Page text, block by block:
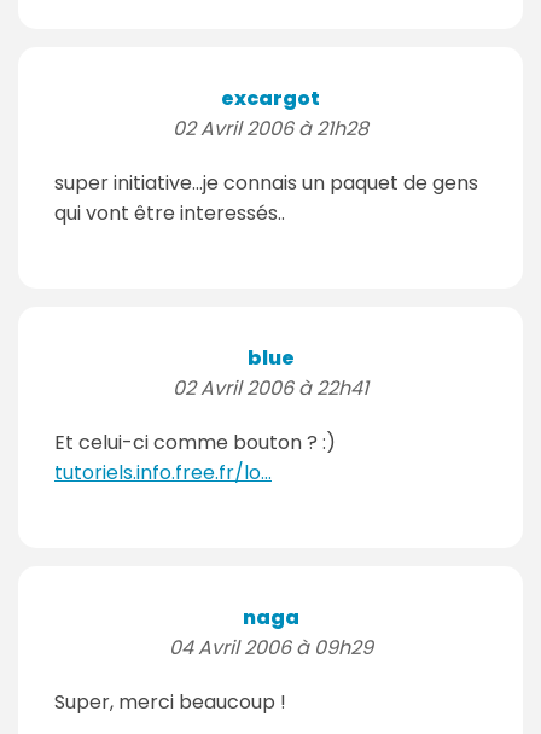
excargot
02 Avril 2006 à 21h28
super initiative...je connais un paquet de gens
qui vont être interessés..
blue
02 Avril 2006 à 22h41
Et celui-ci comme bouton ? :)
tutoriels.info.free.fr/lo...
naga
04 Avril 2006 à 09h29
Super, merci beaucoup !